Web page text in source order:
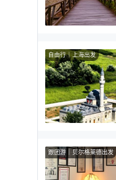
自由行 上海出发
跟团游 贝尔格莱德出发